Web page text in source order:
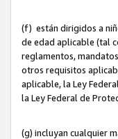
(f) están dirigidos a
de edad aplicable (tal
reglamentos,
otros requisitos
aplicable, la Ley
la Ley Federal de
(g) incluyan cualquier